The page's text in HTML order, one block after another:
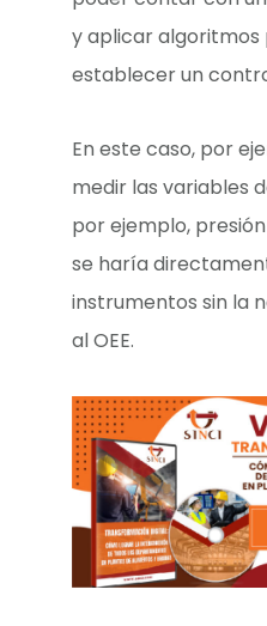
y aplicar
establecer un
En este caso, por
medir las variables
por ejemplo,
se haría
instrumentos sin la
al OEE.